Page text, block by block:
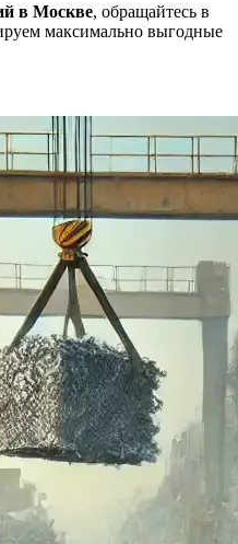
в Москве, обращайтесь в
максимально выгодные